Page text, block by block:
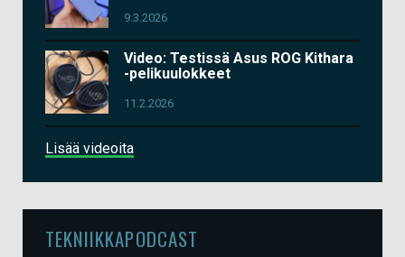
9.3.2026
Video: Testissä Asus ROG Kithara
-pelikuulokkeet
11.2.2026
Lisää videoita
TEKNIIKKAPODCAST